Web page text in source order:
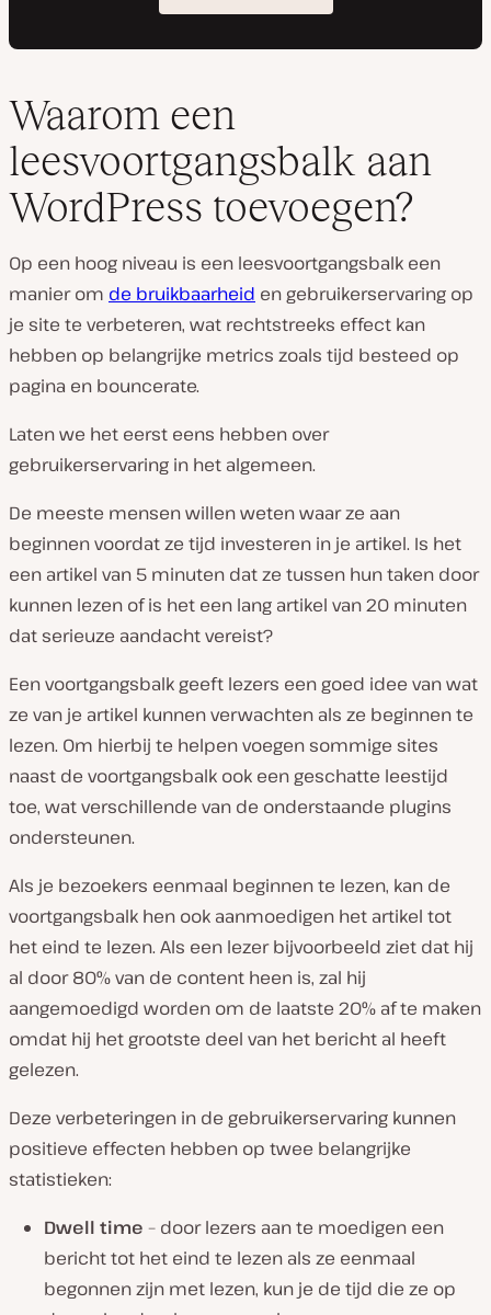
Waarom een
leesvoortgangsbalk aan
WordPress toevoegen?
Op een hoog niveau is een leesvoortgangsbalk een
manier om de bruikbaarheid en gebruikerservaring op
je site te verbeteren, wat rechtstreeks effect kan
hebben op belangrijke metrics zoals tijd besteed op
pagina en bouncerate.
Laten we het eerst eens hebben over
gebruikerservaring in het algemeen.
De meeste mensen willen weten waar ze aan
beginnen voordat ze tijd investeren in je artikel. Is het
een artikel van 5 minuten dat ze tussen hun taken door
kunnen lezen of is het een lang artikel van 20 minuten
dat serieuze aandacht vereist?
Een voortgangsbalk geeft lezers een goed idee van wat
ze van je artikel kunnen verwachten als ze beginnen te
lezen. Om hierbij te helpen voegen sommige sites
naast de voortgangsbalk ook een geschatte leestijd
toe, wat verschillende van de onderstaande plugins
ondersteunen.
Als je bezoekers eenmaal beginnen te lezen, kan de
voortgangsbalk hen ook aanmoedigen het artikel tot
het eind te lezen. Als een lezer bijvoorbeeld ziet dat hij
al door 80% van de content heen is, zal hij
aangemoedigd worden om de laatste 20% af te maken
omdat hij het grootste deel van het bericht al heeft
gelezen.
Deze verbeteringen in de gebruikerservaring kunnen
positieve effecten hebben op twee belangrijke
statistieken:
Dwell time – door lezers aan te moedigen een
bericht tot het eind te lezen als ze eenmaal
begonnen zijn met lezen, kun je de tijd die ze op